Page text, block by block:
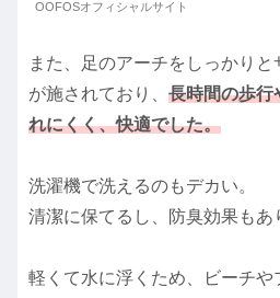
OOFOSオフィシャルサイト
また、足のアーチをしっかり
が施されており、 長時間の歩行
れにくく、快適でした。
洗濯機で洗えるのもデカい。
清潔に保てるし、防臭効果もあ
軽くて水に浮くため、ビーチや